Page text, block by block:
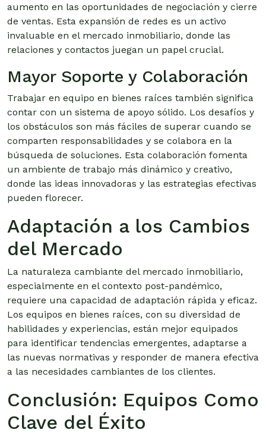
aumento en las oportunidades de negociación y cierre
de ventas. Esta expansión de redes es un activo
invaluable en el mercado inmobiliario, donde las
relaciones y contactos juegan un papel crucial.
Mayor Soporte y Colaboración
Trabajar en equipo en bienes raíces también significa
contar con un sistema de apoyo sólido. Los desafíos y
los obstáculos son más fáciles de superar cuando se
comparten responsabilidades y se colabora en la
búsqueda de soluciones. Esta colaboración fomenta
un ambiente de trabajo más dinámico y creativo,
donde las ideas innovadoras y las estrategias efectivas
pueden florecer.
Adaptación a los Cambios
del Mercado
La naturaleza cambiante del mercado inmobiliario,
especialmente en el contexto post-pandémico,
requiere una capacidad de adaptación rápida y eficaz.
Los equipos en bienes raíces, con su diversidad de
habilidades y experiencias, están mejor equipados
para identificar tendencias emergentes, adaptarse a
las nuevas normativas y responder de manera efectiva
a las necesidades cambiantes de los clientes.
Conclusión: Equipos Como
Clave del Éxito